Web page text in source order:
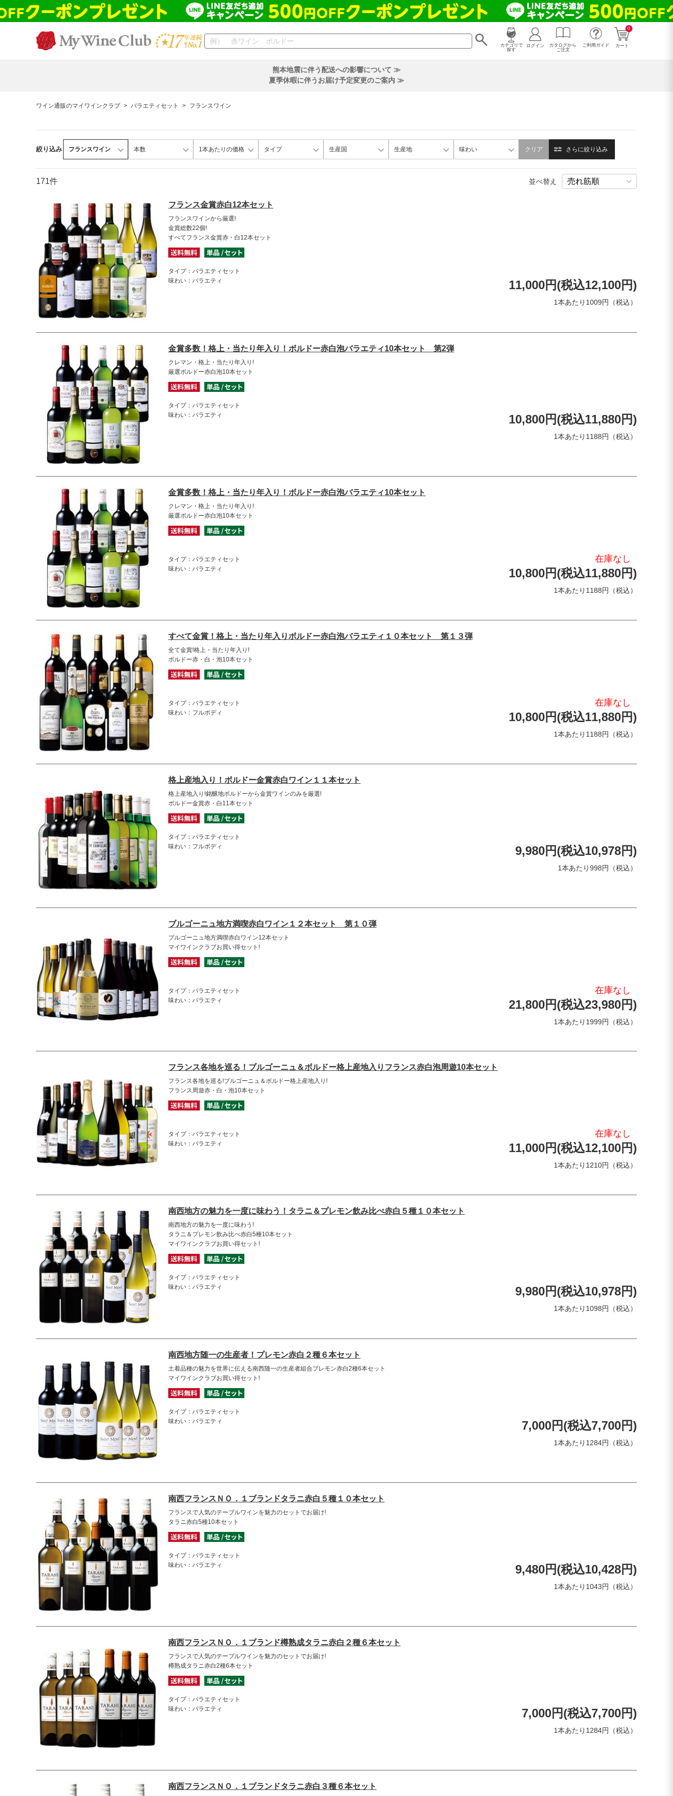
カテゴリで
探す
0
カート
ログイン
カタログから
ご注文
ご利用ガイド
熊本地震に伴う配送への影響について ≫
夏季休暇に伴うお届け予定変更のご案内 ≫
ワイン通販のマイワインクラブ > バラエティセット > フランスワイン
絞り込み フランスワイン 本数 1本あたりの価格 タイプ 生産国 生産地 味わい クリア さらに絞り込み
171件 並べ替え
フランス金賞赤白12本セット
フランスワインから厳選!
金賞総数22個!
すべてフランス金賞赤・白12本セット
タイプ：バラエティセット
味わい：バラエティ
11,000円(税込12,100円)
1本あたり1009円（税込）
金賞多数！格上・当たり年入り！ボルドー赤白泡バラエティ10本セット 第2弾
クレマン・格上・当たり年入り!
厳選ボルドー赤白泡10本セット
タイプ：バラエティセット
味わい：バラエティ
10,800円(税込11,880円)
1本あたり1188円（税込）
金賞多数！格上・当たり年入り！ボルドー赤白泡バラエティ10本セット
クレマン・格上・当たり年入り!
厳選ボルドー赤白泡10本セット
タイプ：バラエティセット
味わい：バラエティ
在庫なし
10,800円(税込11,880円)
1本あたり1188円（税込）
すべて金賞！格上・当たり年入りボルドー赤白泡バラエティ１０本セット 第１３弾
全て金賞!格上・当たり年入り!
ボルドー赤・白・泡10本セット
タイプ：バラエティセット
味わい：フルボディ
在庫なし
10,800円(税込11,880円)
1本あたり1188円（税込）
格上産地入り！ボルドー金賞赤白ワイン１１本セット
格上産地入り!銘醸地ボルドーから金賞ワインのみを厳選!
ボルドー金賞赤・白11本セット
タイプ：バラエティセット
味わい：フルボディ
9,980円(税込10,978円)
1本あたり998円（税込）
ブルゴーニュ地方満喫赤白ワイン１２本セット 第１０弾
ブルゴーニュ地方満喫赤白ワイン12本セット
マイワインクラブお買い得セット!
タイプ：バラエティセット
味わい：バラエティ
在庫なし
21,800円(税込23,980円)
1本あたり1999円（税込）
フランス各地を巡る！ブルゴーニュ＆ボルドー格上産地入りフランス赤白泡周遊10本セット
フランス各地を巡る!ブルゴーニュ＆ボルドー格上産地入り!
フランス周遊赤・白・泡10本セット
タイプ：バラエティセット
味わい：バラエティ
在庫なし
11,000円(税込12,100円)
1本あたり1210円（税込）
南西地方の魅力を一度に味わう！タラニ＆プレモン飲み比べ赤白５種１０本セット
南西地方の魅力を一度に味わう!
タラニ＆プレモン飲み比べ赤白5種10本セット
マイワインクラブお買い得セット!
タイプ：バラエティセット
味わい：バラエティ
9,980円(税込10,978円)
1本あたり1098円（税込）
南西地方随一の生産者！プレモン赤白２種６本セット
土着品種の魅力を世界に伝える南西随一の生産者組合プレモン赤白2種6本セット
マイワインクラブお買い得セット!
タイプ：バラエティセット
味わい：バラエティ
7,000円(税込7,700円)
1本あたり1284円（税込）
南西フランスＮＯ．１ブランドタラニ赤白５種１０本セット
フランスで人気のテーブルワインを魅力のセットでお届け!
タラニ赤白5種10本セット
タイプ：バラエティセット
味わい：バラエティ
9,480円(税込10,428円)
1本あたり1043円（税込）
南西フランスＮＯ．１ブランド樽熟成タラニ赤白２種６本セット
フランスで人気のテーブルワインを魅力のセットでお届け!
樽熟成タラニ赤白2種6本セット
タイプ：バラエティセット
味わい：バラエティ
7,000円(税込7,700円)
1本あたり1284円（税込）
南西フランスＮＯ．１ブランドタラニ赤白３種６本セット